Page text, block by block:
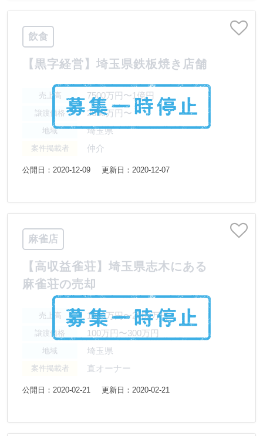
飲食
【黒字経営】埼玉県鉄板焼き店舗
売上高 7500万円〜1億円
譲渡価格 2650万円〜
地域 埼玉県
案件掲載者 仲介
公開日：2020-12-09 更新日：2020-12-07
麻雀店
【高収益雀荘】埼玉県志木にある
麻雀荘の売却
売上高 1000万円〜2000万円
譲渡価格 100万円〜300万円
地域 埼玉県
案件掲載者 直オーナー
公開日：2020-02-21 更新日：2020-02-21